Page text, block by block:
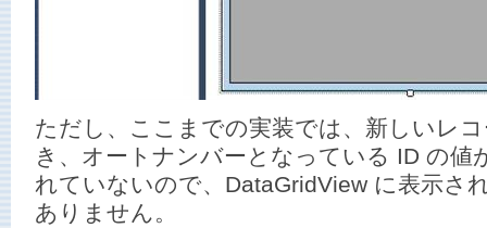
ただし、ここまでの実装では、新しいレ
き、オートナンバーとなっている ID の値
れていないので、DataGridView に表示さ
ありません。